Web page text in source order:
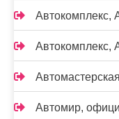
Автокомплекс,
Автокомплекс,
Автомастерская
Автомир,